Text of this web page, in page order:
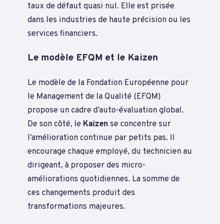
taux de défaut quasi nul. Elle est prisée
dans les industries de haute précision ou les
services financiers.
Le modèle EFQM et le Kaizen
Le modèle de la Fondation Européenne pour
le Management de la Qualité (EFQM)
propose un cadre d’auto-évaluation global.
De son côté, le Kaizen se concentre sur
l’amélioration continue par petits pas. Il
encourage chaque employé, du technicien au
dirigeant, à proposer des micro-
améliorations quotidiennes. La somme de
ces changements produit des
transformations majeures.